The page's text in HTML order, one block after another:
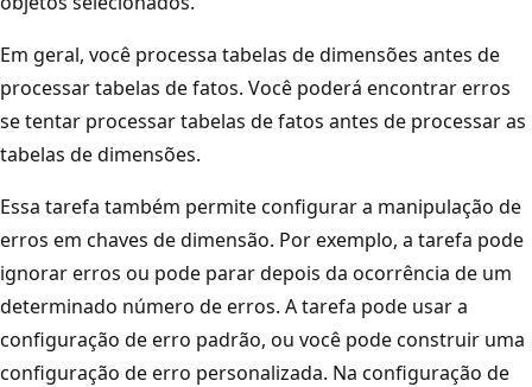
Em geral, você processa tabelas de dimensões antes de
processar tabelas de fatos. Você poderá encontrar erros
se tentar processar tabelas de fatos antes de processar as
tabelas de dimensões.
Essa tarefa também permite configurar a manipulação de
erros em chaves de dimensão. Por exemplo, a tarefa pode
ignorar erros ou pode parar depois da ocorrência de um
determinado número de erros. A tarefa pode usar a
configuração de erro padrão, ou você pode construir uma
configuração de erro personalizada. Na configuração de